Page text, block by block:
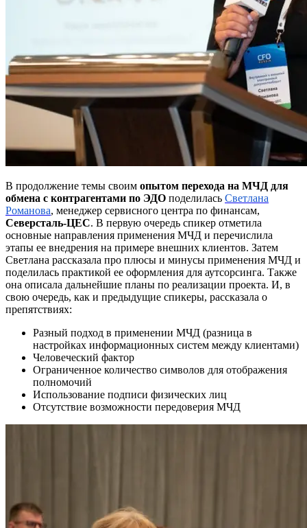
В продолжение темы своим опытом перехода на МЧД для
обмена с контрагентами по ЭДО поделилась Светлана
Романова, менеджер сервисного центра по финансам,
Северсталь-ЦЕС. В первую очередь спикер отметила
основные направления применения МЧД и перечислила
этапы ее внедрения на примере внешних клиентов. Затем
Светлана рассказала про плюсы и минусы применения МЧД и
поделилась практикой ее оформления для аутсорсинга. Также
она описала дальнейшие планы по реализации проекта. И, в
свою очередь, как и предыдущие спикеры, рассказала о
препятствиях:
Разный подход в применении МЧД (разница в
настройках информационных систем между клиентами)
Человеческий фактор
Ограниченное количество символов для отображения
полномочий
Использование подписи физических лиц
Отсутствие возможности передоверия МЧД